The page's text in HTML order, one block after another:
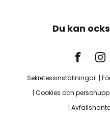
Du kan
Sekretessinställningar
Cookies och